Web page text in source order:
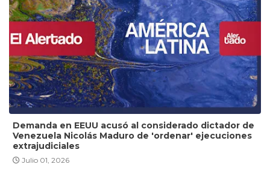
Demanda en EEUU acusó al considerado dictador de
Venezuela Nicolás Maduro de 'ordenar' ejecuciones
extrajudiciales
Julio 01, 2026